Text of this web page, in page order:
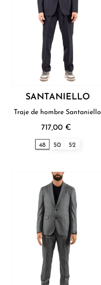
SANTANIELLO
Traje de hombre Santaniello
717,00 €
48 50 52